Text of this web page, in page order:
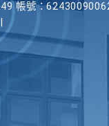
帳號：